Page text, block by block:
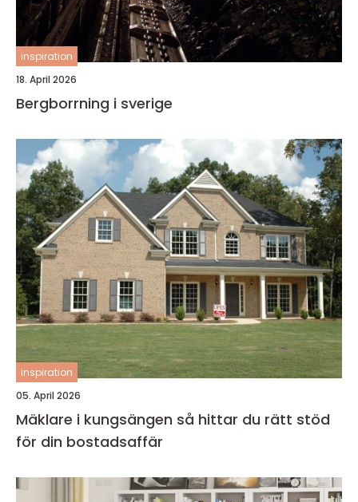
inspiration
18. April 2026
Bergborrning i sverige
inspiration
05. April 2026
Mäklare i kungsängen så hittar du rätt stöd
för din bostadsaffär